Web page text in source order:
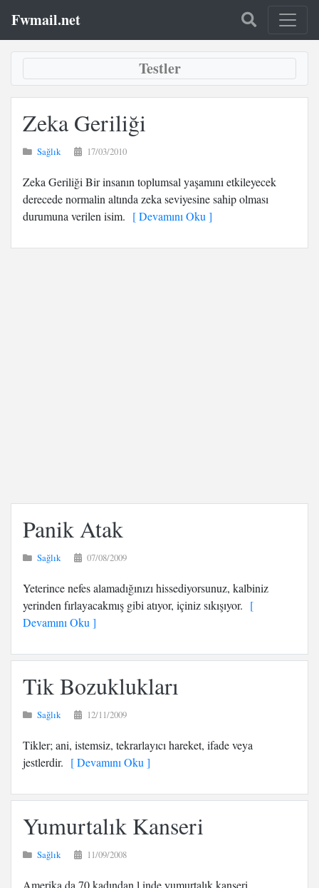
Fwmail.net
Testler
Zeka Geriliği
Sağlık 17/03/2010
Zeka Geriliği Bir insanın toplumsal yaşamını etkileyecek
derecede normalin altında zeka seviyesine sahip olması
durumuna verilen isim. [ Devamını Oku ]
Panik Atak
Sağlık 07/08/2009
Yeterince nefes alamadığınızı hissediyorsunuz, kalbiniz
yerinden fırlayacakmış gibi atıyor, içiniz sıkışıyor. [
Devamını Oku ]
Tik Bozuklukları
Sağlık 12/11/2009
Tikler; ani, istemsiz, tekrarlayıcı hareket, ifade veya
jestlerdir. [ Devamını Oku ]
Yumurtalık Kanseri
Sağlık 11/09/2008
Amerika da 70 kadından l inde yumurtalık kanseri